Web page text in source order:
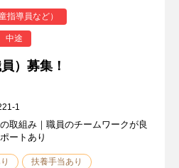
指導員など）
中途
）募集！
1
取組み｜職員のチームワークが良
ートあり
扶養手当あり